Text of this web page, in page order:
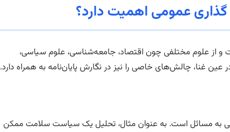
عمومی اهمیت دارد؟
از علوم مختلفی چون اقتصاد، جامعه‌شناسی، علوم سیاسی،
غنا، چالش‌های خاصی را نیز در نگارش پایان‌نامه به همراه دارد.
به مسائل است. به عنوان مثال، تحلیل یک سیاست سلامت ممکن